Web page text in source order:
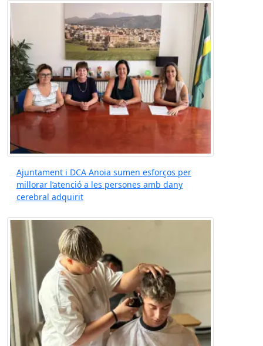
Ajuntament i DCA Anoia sumen esforços per
millorar l’atenció a les persones amb dany
cerebral adquirit